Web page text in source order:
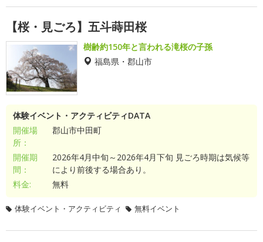
【桜・見ごろ】五斗蒔田桜
樹齢約150年と言われる滝桜の子孫
福島県・郡山市
体験イベント・アクティビティDATA
開催場
所：
郡山市中田町
開催期
間：
2026年4月中旬～2026年4月下旬 見ごろ時期は気候等
により前後する場合あり。
料金:
無料
体験イベント・アクティビティ 無料イベント